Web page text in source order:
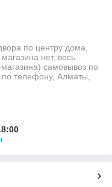
различные фото и
по центру дома,
нет, весь
самовывоз по
по телефону, Алматы,